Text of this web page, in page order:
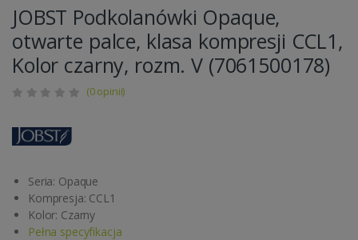
JOBST Podkolanówki Opaque,
otwarte palce, klasa kompresji CCL1,
Kolor czarny, rozm. V (7061500178)
(0 opinii)
Seria: Opaque
Kompresja: CCL1
Kolor: Czarny
Pełna specyfikacja